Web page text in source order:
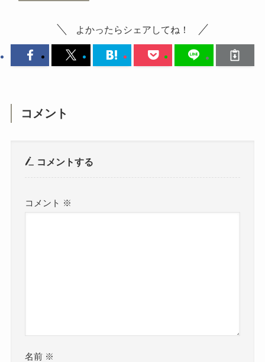
iphone純正充電器どこで買える？
は？値段も調査
s20のシャーペンを売ってる場所
よかったらシェアしてね！
コメント
コメントする
コメント ※
名前 ※